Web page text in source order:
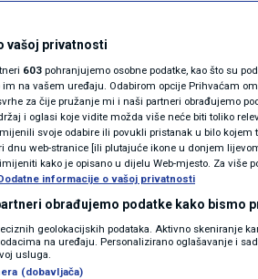
N1(DIS)INFO
FOTO
VIDEO
liniju
da uvodi novu
veljače.
Pročitaj više
vašoj privatnosti
603 pohranjujemo osobne podatke, kao što su
na vašem uređaju. Odabirom opcije Prihvaćam
za čije pružanje mi i naši partneri obrađujemo
i oglasi koje vidite možda više neće biti toliko
svoje odabire ili povukli pristanak u bilo kojem
dnu web-stranice [ili plutajuće ikone u donjem
kako je opisano u dijelu Web-mjesto. Za više
informacije o vašoj privatnosti
obrađujemo podatke kako bismo
geolokacijskih podataka. Aktivno skeniranje
na uređaju. Personalizirano oglašavanje i
usluga.
(dobavljača)